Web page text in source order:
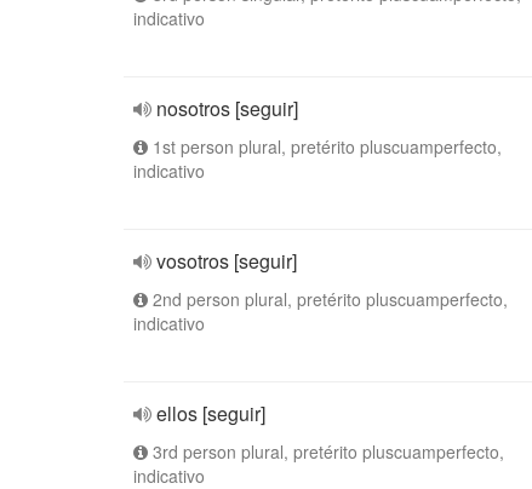
indicativo
nosotros [seguir]
1st person plural, pretérito pluscuamperfecto,
indicativo
vosotros [seguir]
2nd person plural, pretérito pluscuamperfecto,
indicativo
ellos [seguir]
3rd person plural, pretérito pluscuamperfecto,
indicativo